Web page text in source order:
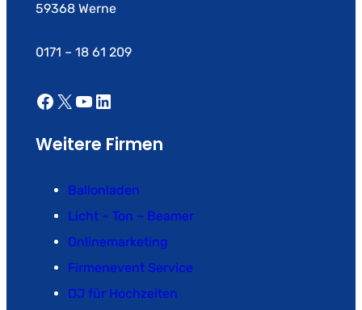
59368 Werne
0171 – 18 61 209
Facebook X YouTube LinkedIn
Weitere Firmen
Ballonladen
Licht – Ton – Beamer
Onlinemarketing
Firmenevent Service
DJ für Hochzeiten